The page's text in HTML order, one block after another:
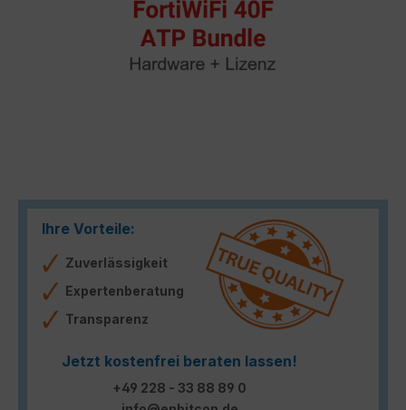
Ihre Vorteile:
Zuverlässigkeit
Expertenberatung
Transparenz
Jetzt kostenfrei beraten lassen!
+49 228 - 33 88 89 0